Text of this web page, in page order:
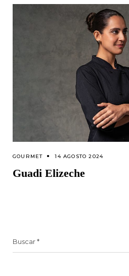
GOURMET 14 AGOSTO 2024
Guadi Elizeche